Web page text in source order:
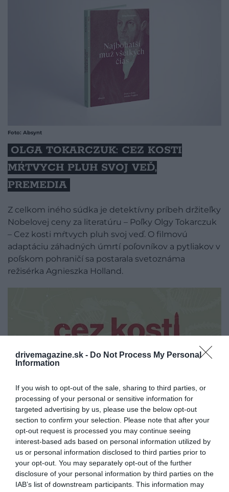
drivemagazine.sk - Do Not Process My Personal
Information
If you wish to opt-out of the sale, sharing to third parties, or
processing of your personal or sensitive information for
targeted advertising by us, please use the below opt-out
section to confirm your selection. Please note that after your
opt-out request is processed you may continue seeing
interest-based ads based on personal information utilized by
us or personal information disclosed to third parties prior to
your opt-out. You may separately opt-out of the further
disclosure of your personal information by third parties on the
IAB’s list of downstream participants. This information may
Foto: Absynt
OLGA TOKARCZUK: CEZ KOSTI
MŔTVYCH PLUH SVOJ VEĎ,
PREMEDIA
Z celkom iného súdka je detektívny príbeh držiteľky
Nobelovej ceny za literatúru – Poľky Olgy Tokarczuk
– Cez kosti mŕtvych pluh svoj veď. O filmovú
adaptáciu záhadných úmrtí poľovníkov a pytliakov v
poľskom pohraničí sa postarala svetoznáma
režisérka Agnieszka Holland.